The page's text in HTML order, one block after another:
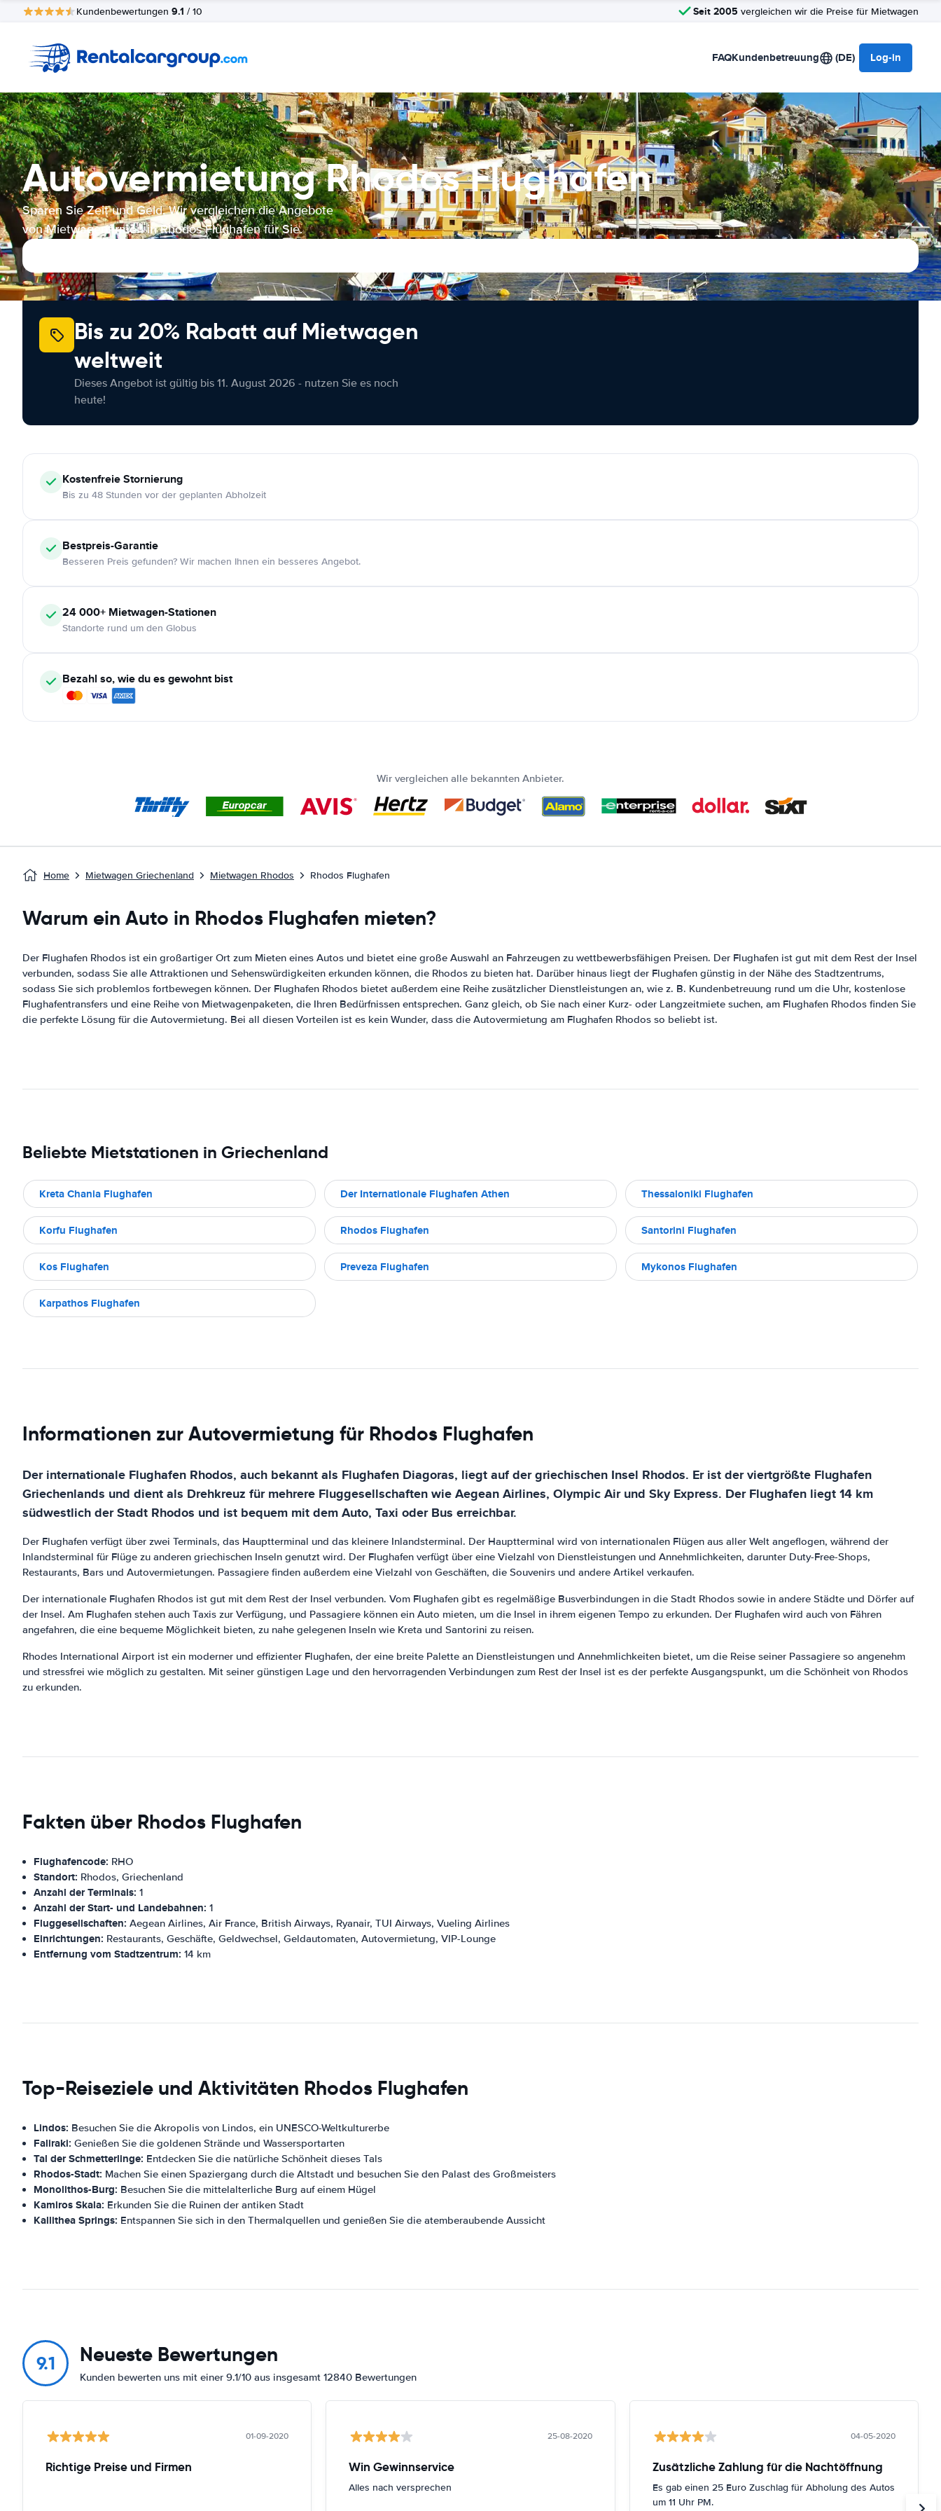
Kundenbewertungen 9.1 / 10 Seit 2005 vergleichen wir die Preise für Mietwagen
FAQKundenbetreuung (DE) Log-in
Autovermietung Rhodos Flughafen
Sparen Sie Zeit und Geld. Wir vergleichen die Angebote
von Mietwagenfirmen in Rhodos Flughafen für Sie.
Bis zu 20% Rabatt auf Mietwagen
weltweit
Dieses Angebot ist gültig bis 11. August 2026 - nutzen Sie es noch
heute!
KostenfreieStornierung
Bis zu 48 Stunden vor der geplanten Abholzeit
Bestpreis-Garantie
Besseren Preis gefunden? Wir machen Ihnen ein besseres Angebot.
24 000+ Mietwagen-Stationen
Standorte rund um den Globus
Bezahl so, wie du es gewohnt bist
Wir vergleichen alle bekannten Anbieter.
Home Mietwagen Griechenland Mietwagen Rhodos Rhodos Flughafen
Warum ein Auto in Rhodos Flughafen mieten?
Der Flughafen Rhodos ist ein großartiger Ort zum Mieten eines Autos und bietet eine große Auswahl an Fahrzeugen zu wettbewerbsfähigen Preisen. Der Flughafen ist gut mit dem Rest der Insel
verbunden, sodass Sie alle Attraktionen und Sehenswürdigkeiten erkunden können, die Rhodos zu bieten hat. Darüber hinaus liegt der Flughafen günstig in der Nähe des Stadtzentrums,
sodass Sie sich problemlos fortbewegen können. Der Flughafen Rhodos bietet außerdem eine Reihe zusätzlicher Dienstleistungen an, wie z. B. Kundenbetreuung rund um die Uhr, kostenlose
Flughafentransfers und eine Reihe von Mietwagenpaketen, die Ihren Bedürfnissen entsprechen. Ganz gleich, ob Sie nach einer Kurz- oder Langzeitmiete suchen, am Flughafen Rhodos finden Sie
die perfekte Lösung für die Autovermietung. Bei all diesen Vorteilen ist es kein Wunder, dass die Autovermietung am Flughafen Rhodos so beliebt ist.
Beliebte Mietstationen in Griechenland
Kreta Chania Flughafen Der Internationale Flughafen Athen Thessaloniki Flughafen
Korfu Flughafen Rhodos Flughafen Santorini Flughafen
Kos Flughafen Preveza Flughafen Mykonos Flughafen
Karpathos Flughafen
Informationen zur Autovermietung für Rhodos Flughafen
Der internationale Flughafen Rhodos, auch bekannt als Flughafen Diagoras, liegt auf der griechischen Insel Rhodos. Er ist der viertgrößte Flughafen
Griechenlands und dient als Drehkreuz für mehrere Fluggesellschaften wie Aegean Airlines, Olympic Air und Sky Express. Der Flughafen liegt 14 km
südwestlich der Stadt Rhodos und ist bequem mit dem Auto, Taxi oder Bus erreichbar.
Der Flughafen verfügt über zwei Terminals, das Hauptterminal und das kleinere Inlandsterminal. Der Hauptterminal wird von internationalen Flügen aus aller Welt angeflogen, während der
Inlandsterminal für Flüge zu anderen griechischen Inseln genutzt wird. Der Flughafen verfügt über eine Vielzahl von Dienstleistungen und Annehmlichkeiten, darunter Duty-Free-Shops,
Restaurants, Bars und Autovermietungen. Passagiere finden außerdem eine Vielzahl von Geschäften, die Souvenirs und andere Artikel verkaufen.
Der internationale Flughafen Rhodos ist gut mit dem Rest der Insel verbunden. Vom Flughafen gibt es regelmäßige Busverbindungen in die Stadt Rhodos sowie in andere Städte und Dörfer auf
der Insel. Am Flughafen stehen auch Taxis zur Verfügung, und Passagiere können ein Auto mieten, um die Insel in ihrem eigenen Tempo zu erkunden. Der Flughafen wird auch von Fähren
angefahren, die eine bequeme Möglichkeit bieten, zu nahe gelegenen Inseln wie Kreta und Santorini zu reisen.
Rhodes International Airport ist ein moderner und effizienter Flughafen, der eine breite Palette an Dienstleistungen und Annehmlichkeiten bietet, um die Reise seiner Passagiere so angenehm
und stressfrei wie möglich zu gestalten. Mit seiner günstigen Lage und den hervorragenden Verbindungen zum Rest der Insel ist es der perfekte Ausgangspunkt, um die Schönheit von Rhodos
zu erkunden.
Fakten über Rhodos Flughafen
Flughafencode: RHO
Standort: Rhodos, Griechenland
Anzahl der Terminals: 1
Anzahl der Start- und Landebahnen: 1
Fluggesellschaften: Aegean Airlines, Air France, British Airways, Ryanair, TUI Airways, Vueling Airlines
Einrichtungen: Restaurants, Geschäfte, Geldwechsel, Geldautomaten, Autovermietung, VIP-Lounge
Entfernung vom Stadtzentrum: 14 km
Top-Reiseziele und Aktivitäten Rhodos Flughafen
Lindos: Besuchen Sie die Akropolis von Lindos, ein UNESCO-Weltkulturerbe
Faliraki: Genießen Sie die goldenen Strände und Wassersportarten
Tal der Schmetterlinge: Entdecken Sie die natürliche Schönheit dieses Tals
Rhodos-Stadt: Machen Sie einen Spaziergang durch die Altstadt und besuchen Sie den Palast des Großmeisters
Monolithos-Burg: Besuchen Sie die mittelalterliche Burg auf einem Hügel
Kamiros Skala: Erkunden Sie die Ruinen der antiken Stadt
Kallithea Springs: Entspannen Sie sich in den Thermalquellen und genießen Sie die atemberaubende Aussicht
9.1 Neueste Bewertungen
Kunden bewerten uns mit einer 9.1/10 aus insgesamt 12840 Bewertungen
01-09-2020
Richtige Preise und Firmen
25-08-2020
Win Gewinnservice
Alles nach versprechen
04-05-2020
Zusätzliche Zahlung für die Nachtöffnung
Es gab einen 25 Euro Zuschlag für Abholung des Autos
um 11 Uhr PM.